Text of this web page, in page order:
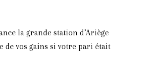
la grande station d’Ariège
de vos gains si votre pari était